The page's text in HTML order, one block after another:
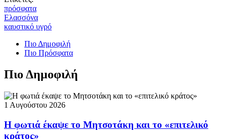
πρόσφατα
Ελασσόνα
καυστικό υγρό
Πιο Δημοφιλή
Πιο Πρόσφατα
Πιο Δημοφιλή
1 Αυγούστου 2026
Η φωτιά έκαψε το Μητσοτάκη και το «επιτελικό
κράτος»